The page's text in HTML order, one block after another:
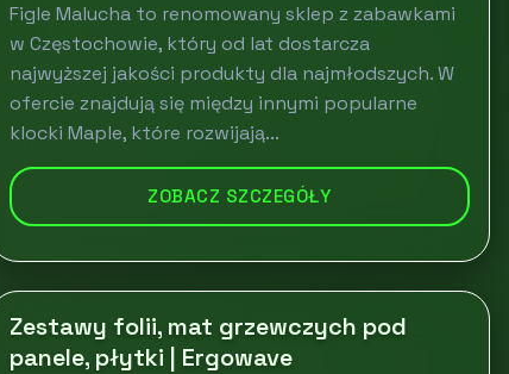
Figle Malucha to renomowany sklep z zabawkami
w Częstochowie, który od lat dostarcza
najwyższej jakości produkty dla najmłodszych. W
ofercie znajdują się między innymi popularne
klocki Maple, które rozwijają...
ZOBACZ SZCZEGÓŁY
Zestawy folii, mat grzewczych pod
panele, płytki | Ergowave